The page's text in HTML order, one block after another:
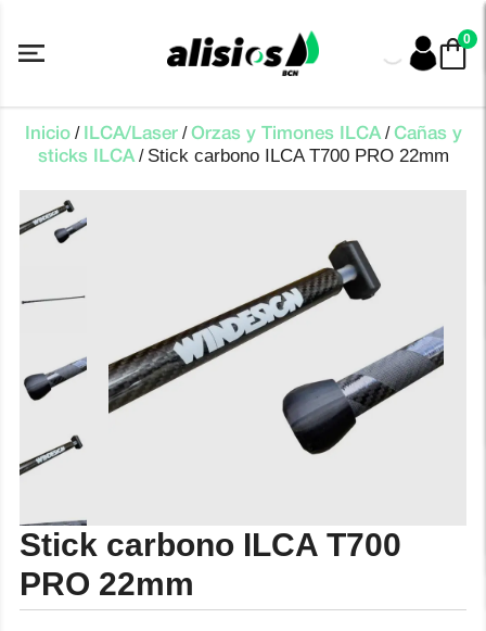
contenido
0
Inicio / ILCA/Laser / Orzas y Timones ILCA / Cañas y
sticks ILCA / Stick carbono ILCA T700 PRO 22mm
Stick carbono ILCA T700
PRO 22mm